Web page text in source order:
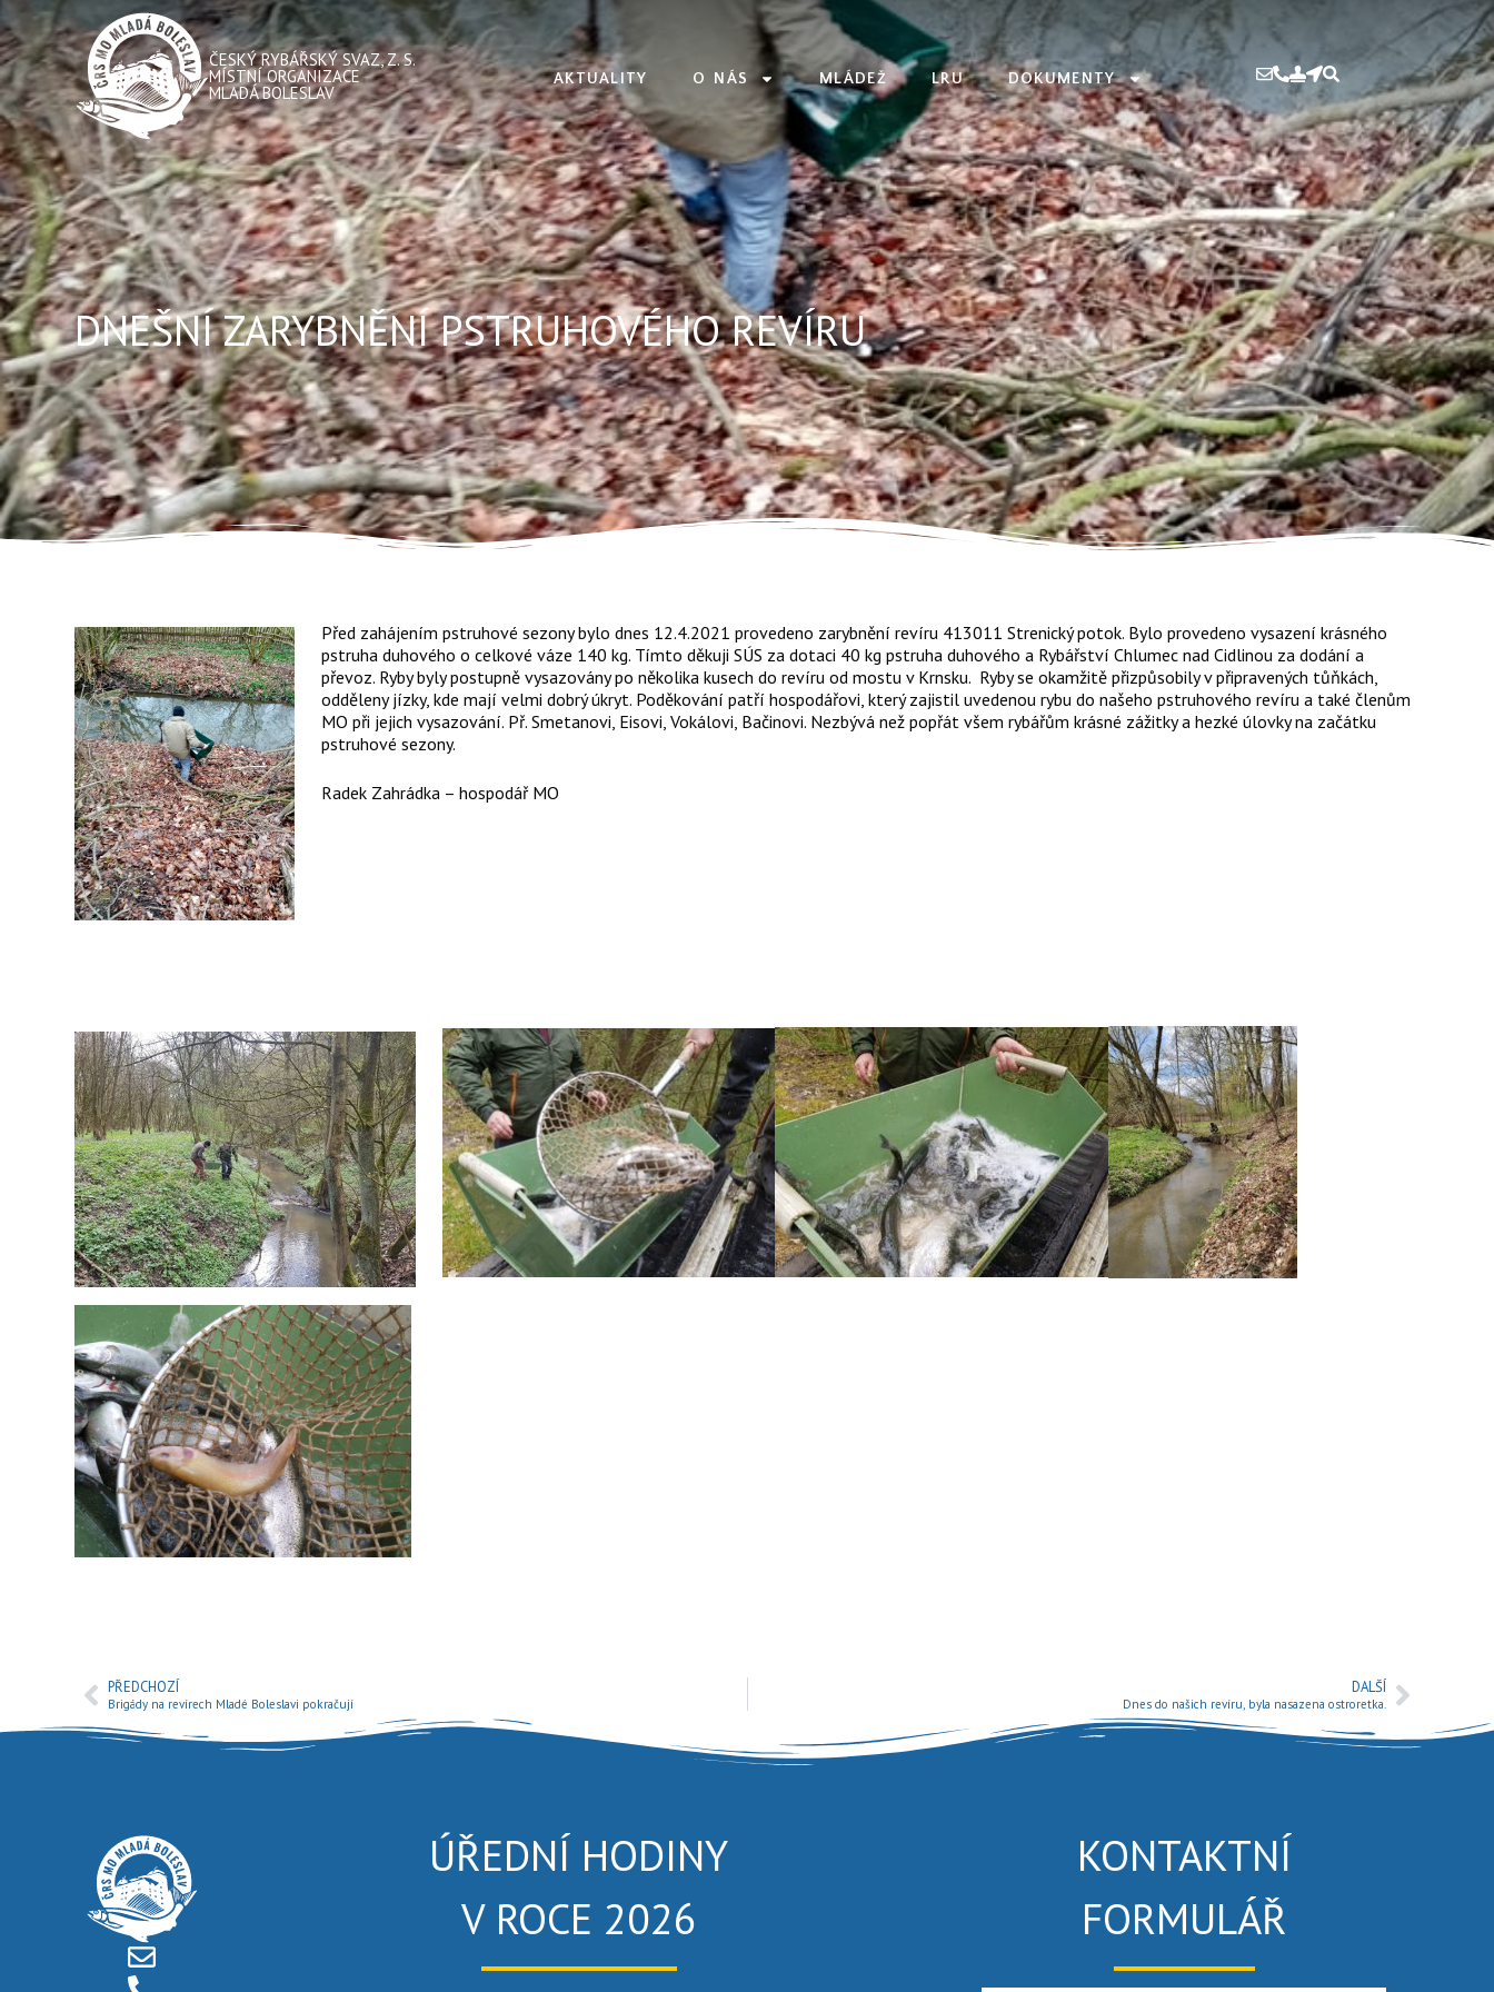
ČESKÝ RYBÁŘSKÝ SVAZ, Z. S.
MÍSTNÍ ORGANIZACE
MLADÁ BOLESLAV
AKTUALITY O NÁS MLÁDEŽ LRU DOKUMENTY
DNEŠNÍ ZARYBNĚNÍ PSTRUHOVÉHO REVÍRU
Před zahájením pstruhové sezony bylo dnes 12.4.2021 provedeno zarybnění revíru 413011 Strenický potok. Bylo provedeno vysazení krásného
pstruha duhového o celkové váze 140 kg. Tímto děkuji SÚS za dotaci 40 kg pstruha duhového a Rybářství Chlumec nad Cidlinou za dodání a
převoz. Ryby byly postupně vysazovány po několika kusech do revíru od mostu v Krnsku. Ryby se okamžitě přizpůsobily v připravených tůňkách,
odděleny jízky, kde mají velmi dobrý úkryt. Poděkování patří hospodářovi, který zajistil uvedenou rybu do našeho pstruhového revíru a také členům
MO při jejich vysazování. Př. Smetanovi, Eisovi, Vokálovi, Bačinovi. Nezbývá než popřát všem rybářům krásné zážitky a hezké úlovky na začátku
pstruhové sezony.
Radek Zahrádka – hospodář MO
PŘEDCHOZÍ
Brigády na revírech Mladé Boleslavi pokračují
DALŠÍ
Dnes do našich revíru, byla nasazena ostroretka.
ÚŘEDNÍ HODINY
V ROCE 2026
KONTAKTNÍ
FORMULÁŘ